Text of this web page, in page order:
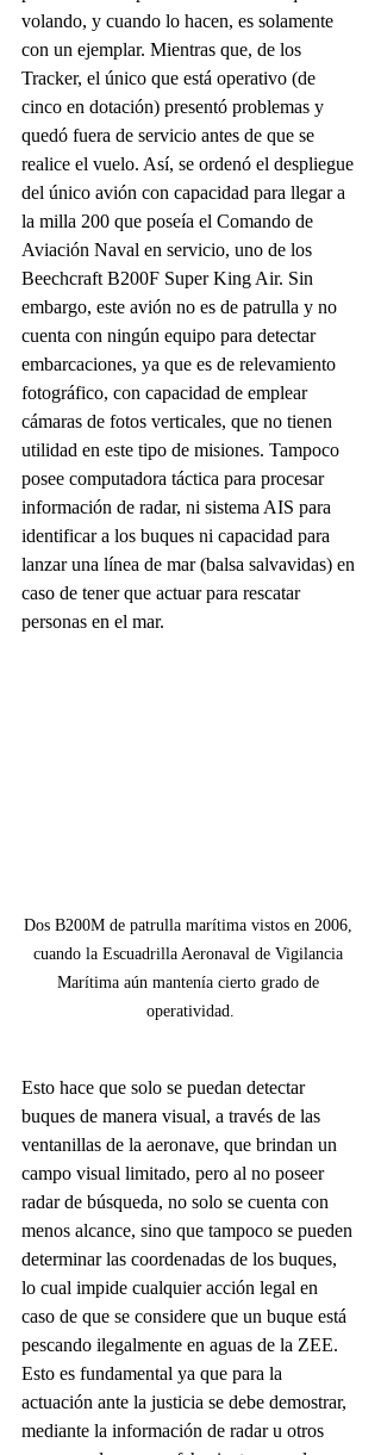
volando, y cuando lo hacen, es solamente
con un ejemplar. Mientras que, de los
Tracker, el único que está operativo (de
cinco en dotación) presentó problemas y
quedó fuera de servicio antes de que se
realice el vuelo. Así, se ordenó el despliegue
del único avión con capacidad para llegar a
la milla 200 que poseía el Comando de
Aviación Naval en servicio, uno de los
Beechcraft B200F Super King Air. Sin
embargo, este avión no es de patrulla y no
cuenta con ningún equipo para detectar
embarcaciones, ya que es de relevamiento
fotográfico, con capacidad de emplear
cámaras de fotos verticales, que no tienen
utilidad en este tipo de misiones. Tampoco
posee computadora táctica para procesar
información de radar, ni sistema AIS para
identificar a los buques ni capacidad para
lanzar una línea de mar (balsa salvavidas) en
caso de tener que actuar para rescatar
personas en el mar.
Dos B200M de patrulla marítima vistos en 2006,
cuando la Escuadrilla Aeronaval de Vigilancia
Marítima aún mantenía cierto grado de
operatividad.
Esto hace que solo se puedan detectar
buques de manera visual, a través de las
ventanillas de la aeronave, que brindan un
campo visual limitado, pero al no poseer
radar de búsqueda, no solo se cuenta con
menos alcance, sino que tampoco se pueden
determinar las coordenadas de los buques,
lo cual impide cualquier acción legal en
caso de que se considere que un buque está
pescando ilegalmente en aguas de la ZEE.
Esto es fundamental ya que para la
actuación ante la justicia se debe demostrar,
mediante la información de radar u otros